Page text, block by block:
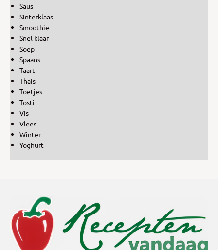
Saus
Sinterklaas
Smoothie
Snel klaar
Soep
Spaans
Taart
Thais
Toetjes
Tosti
Vis
Vlees
Winter
Yoghurt